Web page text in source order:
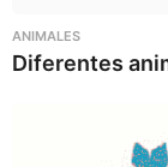
ANIMALES
Diferentes